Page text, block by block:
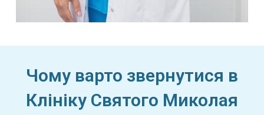
Чому варто звернутися в
Клініку Святого Миколая